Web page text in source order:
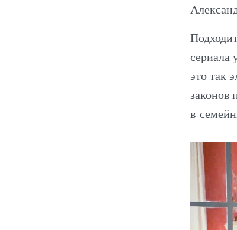
сериала
это так
законов
в